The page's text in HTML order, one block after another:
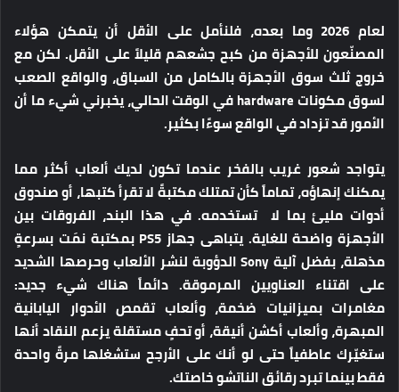
لعام 2026 وما بعده، فلنأمل على الأقل أن يتمكن هؤلاء
المصنّعون للأجهزة من كبح جشعهم قليلاً على الأقل. لكن مع
خروج ثلث سوق الأجهزة بالكامل من السباق، والواقع الصعب
لسوق مكونات hardware في الوقت الحالي، يخبرني شيء ما أن
الأمور قد تزداد في الواقع سوءًا بكثير.
يتواجد شعور غريب بالفخر عندما تكون لديك ألعاب أكثر مما
يمكنك إنهاؤه، تماماً كأن تمتلك مكتبةً لا تقرأ كتبها، أو صندوق
أدوات مليئ بما لا تستخدمه. في هذا البند، الفروقات بين
الأجهزة واضحة للغاية. يتباهى جهاز PS5 بمكتبة نمَت بسرعةٍ
مذهلة، بفضل آلية Sony الدؤوبة لنشر الألعاب وحرصها الشديد
على اقتناء العناويين المرموقة. دائماً هناك شيء جديد:
مغامرات بميزانيات ضخمة، وألعاب تقمص الأدوار اليابانية
المبهرة، وألعاب أكشن أنيقة، أو تحفٍ مستقلة يزعم النقاد أنها
ستغيّرك عاطفياً حتى لو أنك على الأرجح ستشغلها مرةً واحدة
فقط بينما تبرد رقائق الناتشو خاصتك.